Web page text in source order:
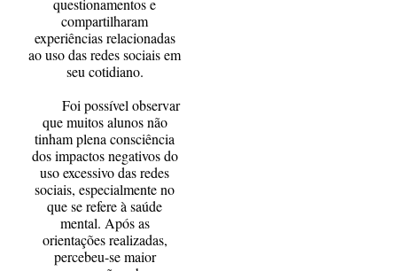
questionamentos e
compartilharam
experiências relacionadas
ao uso das redes sociais em
seu cotidiano.
Foi possível observar
que muitos alunos não
tinham plena consciência
dos impactos negativos do
uso excessivo das redes
sociais, especialmente no
que se refere à saúde
mental. Após as
orientações realizadas,
percebeu-se maior